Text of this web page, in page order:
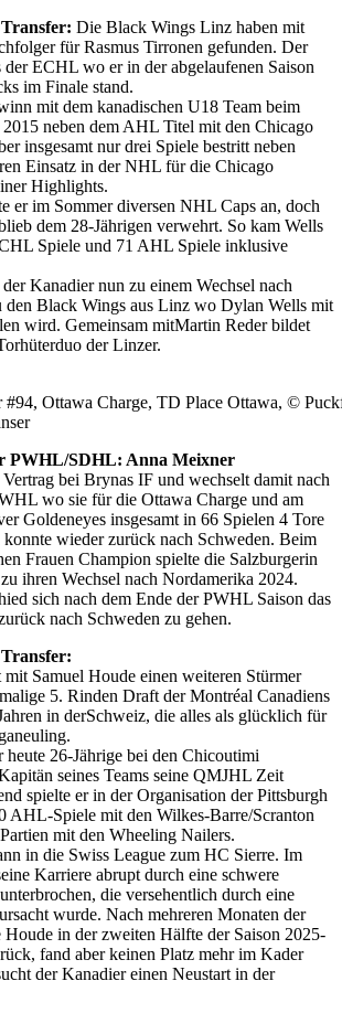
Die Black Wings Linz haben mit
für Rasmus Tirronen gefunden. Der
ECHL wo er in der abgelaufenen Saison
im Finale stand.
mit dem kanadischen U18 Team beim
neben dem AHL Titel mit den Chicago
insgesamt nur drei Spiele bestritt neben
Einsatz in der NHL für die Chicago
Highlights.
er im Sommer diversen NHL Caps an, doch
dem 28-Jährigen verwehrt. So kam Wells
Spiele und 71 AHL Spiele inklusive
Kanadier nun zu einem Wechsel nach
den Black Wings aus Linz wo Dylan Wells mit
wird. Gemeinsam mitMartin Reder bildet
der Linzer.
Ottawa Charge, TD Place Ottawa, ©
PWHL/SDHL: Anna Meixner
bei Brynas IF und wechselt damit nach
wo sie für die Ottawa Charge und am
Goldeneyes insgesamt in 66 Spielen 4 Tore
konnte wieder zurück nach Schweden. Beim
Frauen Champion spielte die Salzburgerin
ihren Wechsel nach Nordamerika 2024.
sich nach dem Ende der PWHL Saison das
nach Schweden zu gehen.
Samuel Houde einen weiteren Stürmer
5. Rinden Draft der Montréal Canadiens
in derSchweiz, die alles als glücklich für
heute 26-Jährige bei den Chicoutimi
seines Teams seine QMJHL Zeit
spielte er in der Organisation der Pittsburgh
AHL-Spiele mit den Wilkes-Barre/Scranton
mit den Wheeling Nailers.
in die Swiss League zum HC Sierre. Im
Karriere abrupt durch eine schwere
die versehentlich durch eine
wurde. Nach mehreren Monaten der
in der zweiten Hälfte der Saison 2025-
fand aber keinen Platz mehr im Kader
der Kanadier einen Neustart in der